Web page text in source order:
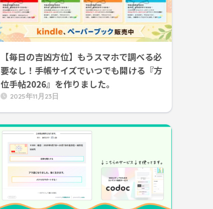
【毎日の吉凶方位】もうスマホで調べる必
要なし！手帳サイズでいつでも開ける『方
位手帖2026』を作りました。
2025年11月23日